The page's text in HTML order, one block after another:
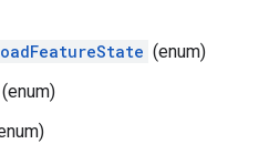
(enum)
(enum)